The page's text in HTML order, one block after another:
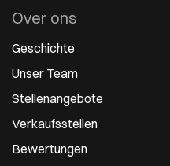
Over ons
Geschichte
Unser Team
Stellenangebote
Verkaufsstellen
Bewertungen